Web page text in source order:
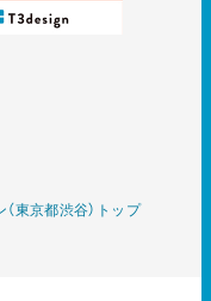
東京都渋谷）トップ